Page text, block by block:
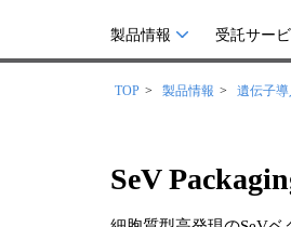
製品情報 受託サー
TOP 製品情報 遺伝子導
SeV